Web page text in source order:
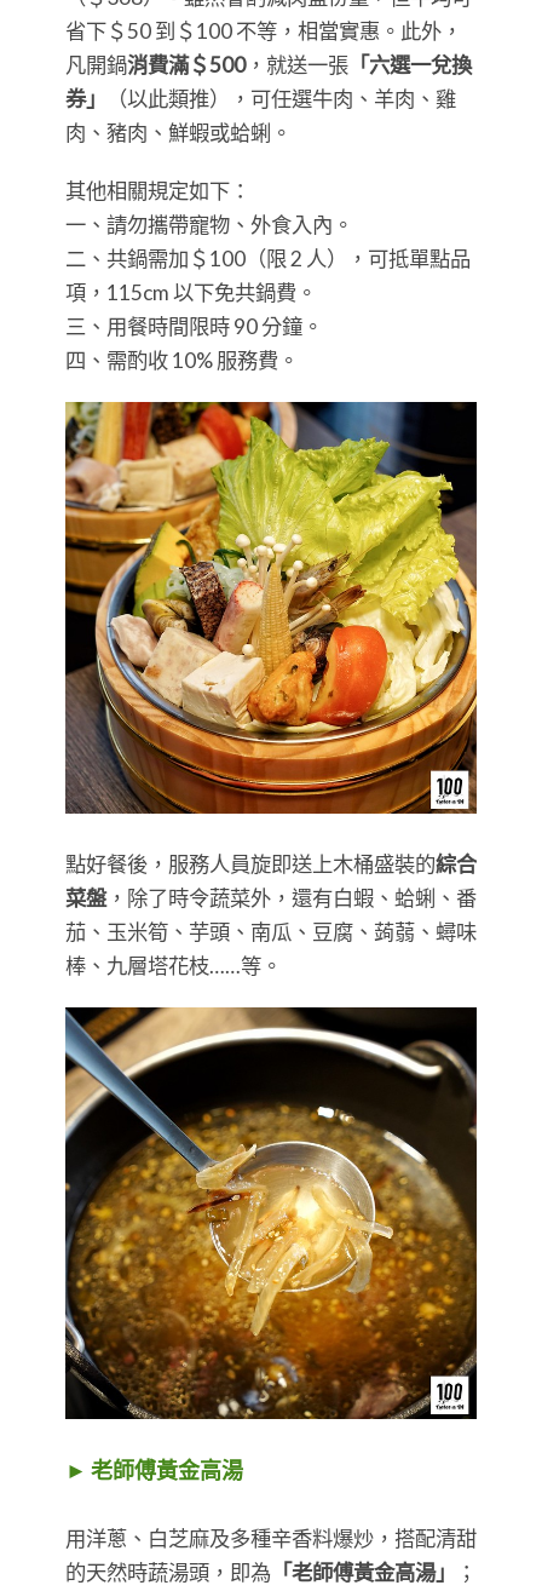
省下＄50 到＄100 不等，相當實惠。此外，
凡開鍋消費滿＄500，就送一張 「六選一兌換
券」
（以此類推），可任選牛肉、羊肉、雞
肉、豬肉、鮮蝦或蛤蜊。
其他相關規定如下：
一、請勿攜帶寵物、外食入內。
二、共鍋需加＄100（限 2 人），可抵單點品
項，115cm 以下免共鍋費。
三、用餐時間限時 90 分鐘。
四、需酌收 10% 服務費。
點好餐後，服務人員旋即送上木桶盛裝的綜合
菜盤，除了時令蔬菜外，還有白蝦、蛤蜊、番
茄、玉米筍、芋頭、南瓜、豆腐、蒟蒻、蟳味
棒、九層塔花枝……等。
► 老師傅黃金高湯
用洋蔥、白芝麻及多種辛香料爆炒，搭配清甜
的天然時蔬湯頭，即為 「老師傅黃金高湯」
；